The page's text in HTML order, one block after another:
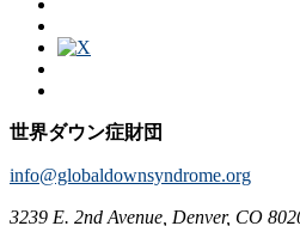
世界ダウン症財団
info@globaldownsyndrome.org
3239 E. 2nd Avenue, Denver, CO